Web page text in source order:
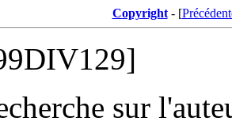
Copyright- [
sur